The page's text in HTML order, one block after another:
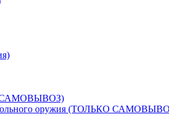
оружия (ТОЛЬКО